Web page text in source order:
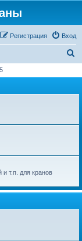
Вход
Регистрация
с
и т.п. для кранов